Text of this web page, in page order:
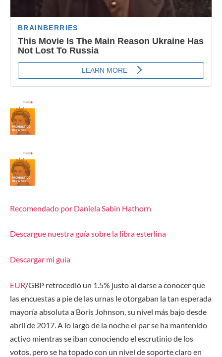
Recomendado por Daniela Sabin Hathorn
Descargue nuestra guía sobre la libra esterlina
Descargar mi guía
EUR/GBP retrocedió un 1.5% justo al darse a conocer que
las encuestas a pie de las urnas le otorgaban la tan esperada
mayoría absoluta a Boris Johnson, su nivel más bajo desde
abril de 2017. A lo largo de la noche el par se ha mantenido
activo mientras se iban conociendo el escrutinio de los
votos, pero se ha topado con un nivel de soporte claro en